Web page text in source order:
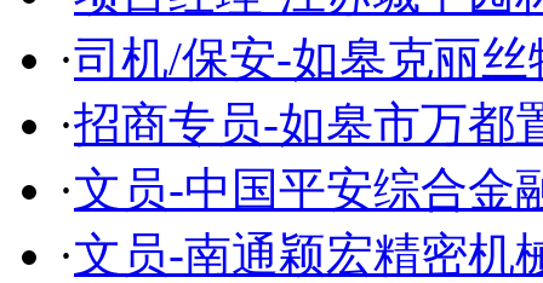
·司机/保安-如皋克丽
·招商专员-如皋市万都
·文员-中国平安综合金
·文员-南通颖宏精密机